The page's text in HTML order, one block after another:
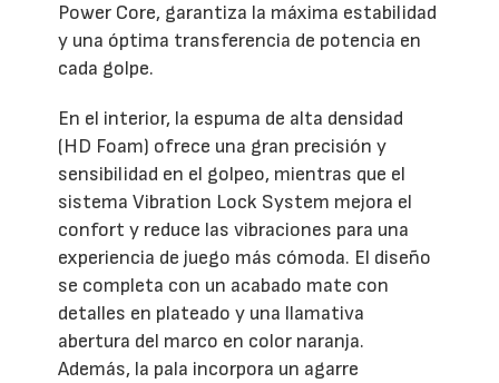
Power Core, garantiza la máxima estabilidad
y una óptima transferencia de potencia en
cada golpe.
En el interior, la espuma de alta densidad
(HD Foam) ofrece una gran precisión y
sensibilidad en el golpeo, mientras que el
sistema Vibration Lock System mejora el
confort y reduce las vibraciones para una
experiencia de juego más cómoda. El diseño
se completa con un acabado mate con
detalles en plateado y una llamativa
abertura del marco en color naranja.
Además, la pala incorpora un agarre